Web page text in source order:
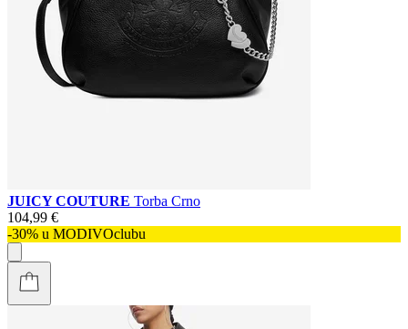
JUICY COUTURE Torba Crno
104,99 €
-30% u MODIVOclubu